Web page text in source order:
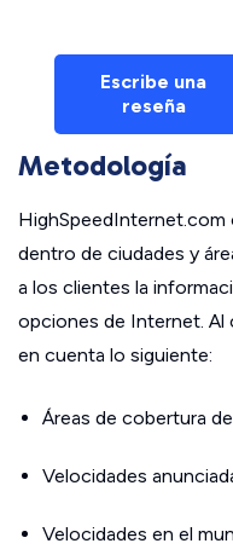
Escribe una
reseña
Metodología
dentro de ciudades y
a los clientes la
opciones de Internet. Al
en cuenta lo siguiente:
Áreas de cobertura
Velocidades
Velocidades en el